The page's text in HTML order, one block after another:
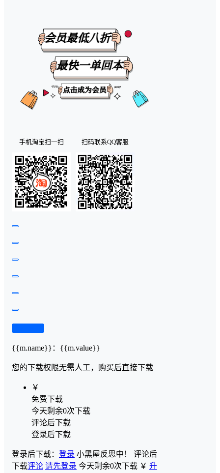
手机淘宝扫一扫 扫码联系QQ客服
{{m.name}} ： {{m.value}}
您的下载权限无需人工，购买后直接下载
￥
免费下载
今天剩余0次下载
评论后下载
登录后下载
登录后下载： 登录 小黑屋反思中！ 评论后
下载评论 请先登录 今天剩余0次下载 ￥ 升